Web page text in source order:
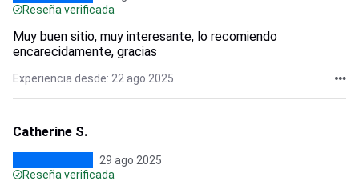
Reseña verificada
Muy buen sitio, muy interesante, lo recomiendo
encarecidamente, gracias
Experiencia desde: 22 ago 2025
Catherine S.
29 ago 2025
Reseña verificada